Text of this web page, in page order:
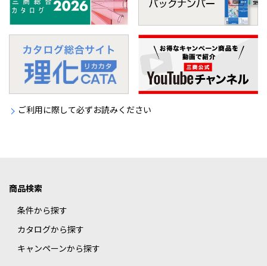
ご利用に際して必ずお読みください
商品検索
条件から探す
カタログから探す
キャンペーンから探す